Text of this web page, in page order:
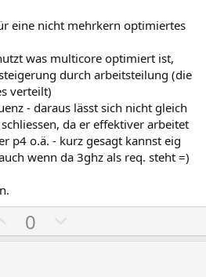
eine nicht mehrkern optimiertes
was multicore optimiert ist,
durch arbeitsteilung (die
verteilt)
- daraus lässt sich nicht gleich
da er effektiver arbeitet
p4 o.ä. - kurz gesagt kannst eig
wenn da 3ghz als req. steht =)
o
0
e